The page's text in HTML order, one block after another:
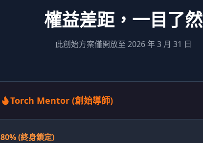
權益差距，一目了然
此創始方案僅開放至 2026 年 3 月 31 日
Torch Mentor (創始導師)
80% (終身鎖定)